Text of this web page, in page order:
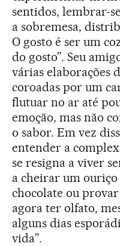
sentidos, lembrar-
a sobremesa,
O gosto é ser um
do gosto”. Seu
várias elaborações
coroadas por um
flutuar no ar até
emoção, mas não
o sabor. Em vez
entender a
se resigna a viver
a cheirar um
chocolate ou
agora ter olfato,
alguns dias
vida”.